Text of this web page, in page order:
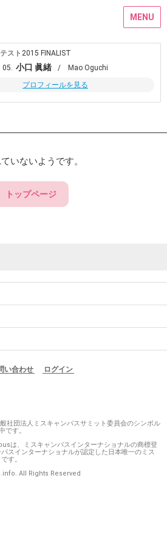
MENU
スト2015 FINALIST
05. 小口 眞緒
/ Mao Oguchi
プロフィールを見る
いないようです。
トップページ
い合わせ ログイン
社団法人ミスキャンパスサミット委員会のシンボル
です。
は、ミスキャンパスインターナショナルの商標登
スインターナショナルが認定した日本唯一のミス
す。
All Rights Reserved